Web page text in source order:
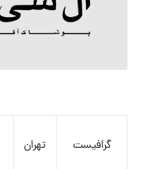
گرافیست تهران